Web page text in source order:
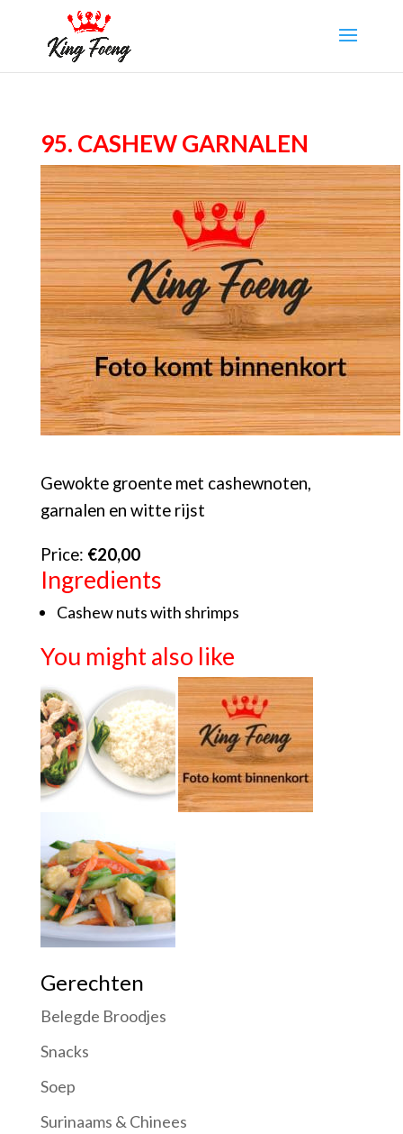
95. Cashew garnalen
Gewokte groente met cashewnoten,
garnalen en witte rijst
Price: €20,00
Ingredients
Cashew nuts with shrimps
You might also like
Gerechten
Belegde Broodjes
Snacks
Soep
Surinaams & Chinees